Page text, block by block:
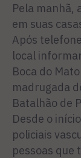
Pela manhã,
em suas
Após
local
Boca do
madrugada
Batalhão de
Desde o
policiais
pessoas que